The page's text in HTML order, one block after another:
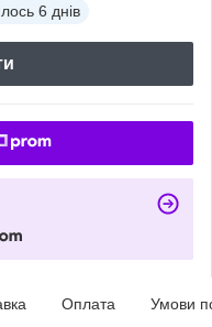
6 днів
Оплата Умови